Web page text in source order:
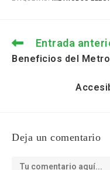
Entrada
Beneficios del
Deja un comentario